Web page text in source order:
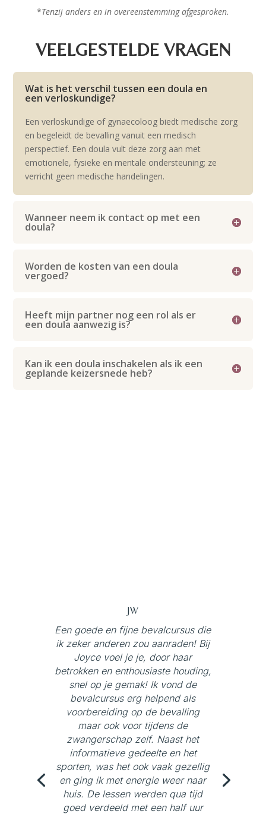
*Tenzij anders en in overeenstemming afgesproken.
VEELGESTELDE VRAGEN
Wat is het verschil tussen een doula en
een verloskundige?
Een verloskundige of gynaecoloog biedt medische zorg
en begeleidt de bevalling vanuit een medisch
perspectief. Een doula vult deze zorg aan met
emotionele, fysieke en mentale ondersteuning; ze
verricht geen medische handelingen.
Wanneer neem ik contact op met een
doula?
Worden de kosten van een doula
vergoed?
Heeft mijn partner nog een rol als er
een doula aanwezig is?
Kan ik een doula inschakelen als ik een
geplande keizersnede heb?
JW
Een goede en fijne bevalcursus die
ik zeker anderen zou aanraden! Bij
Joyce voel je je, door haar
betrokken en enthousiaste houding,
snel op je gemak! Ik vond de
bevalcursus erg helpend als
voorbereiding op de bevalling
maar ook voor tijdens de
zwangerschap zelf. Naast het
informatieve gedeelte en het
sporten, was het ook vaak gezellig
en ging ik met energie weer naar
huis. De lessen werden qua tijd
goed verdeeld met een half uur